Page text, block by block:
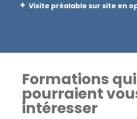
Visite préalable sur site en
Formations qui
pourraient
intéresser